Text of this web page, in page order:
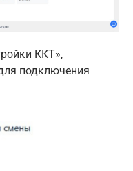
ККТ»,
подключения